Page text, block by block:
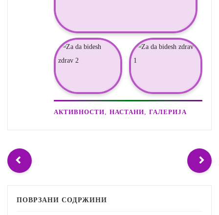
АКТИВНОСТИ ,НАСТАНИ ,ГАЛЕРИЈА
ПОВРЗАНИ СОДРЖИНИ